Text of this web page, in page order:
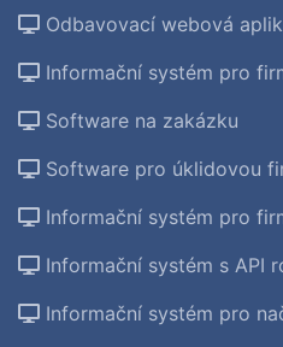
Odbavovací webová
Informační systém pro
Software na zakázku
Software pro úklidovou
Informační systém pro
Informační systém s API
Informační systém pro